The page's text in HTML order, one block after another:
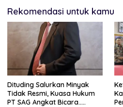
Rekomendasi untuk kamu
Dituding Salurkan Minyak
Tidak Resmi, Kuasa Hukum
PT SAG Angkat Bicara…..